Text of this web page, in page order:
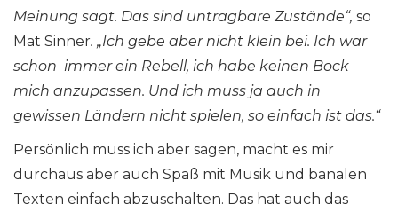
Meinung sagt. Das sind untragbare Zustände“, so
Mat Sinner. „Ich gebe aber nicht klein bei. Ich war
schon immer ein Rebell, ich habe keinen Bock
mich anzupassen. Und ich muss ja auch in
gewissen Ländern nicht spielen, so einfach ist das.“
Persönlich muss ich aber sagen, macht es mir
durchaus aber auch Spaß mit Musik und banalen
Texten einfach abzuschalten. Das hat auch das